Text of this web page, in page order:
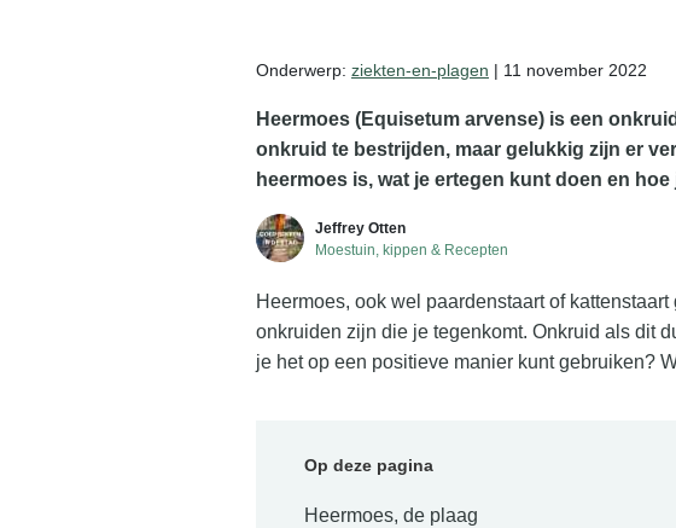
Onderwerp: ziekten-en-plagen | 11 november 2022
Heermoes (Equisetum arvense) is een
onkruid te bestrijden, maar gelukkig zijn er
heermoes is, wat je ertegen kunt doen en
Jeffrey Otten
Moestuin, kippen & Recepten
Heermoes, ook wel paardenstaart of
onkruiden zijn die je tegenkomt. Onkruid als dit
je het op een positieve manier kunt gebruiken?
Op deze pagina
Heermoes, de plaag